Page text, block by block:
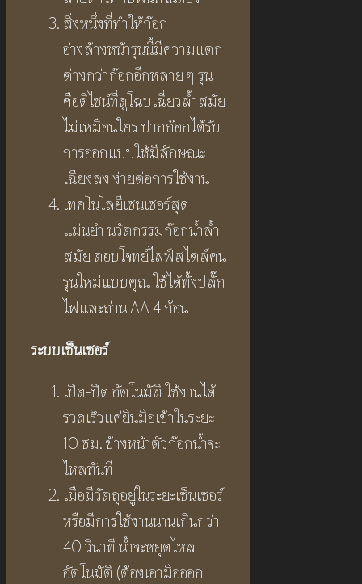
สิ่งหนึ่งที่ทำให้ก๊อก
อ่างล้างหน้ารุ่นนี้มีความแตก
ต่างกว่าก๊อกอีกหลาย ๆ รุ่น
คือดีไซน์ที่ดูโฉบเฉี่ยวล้ำสมัย
ไม่เหมือนใคร ปากก๊อกได้รับ
การออกแบบให้มีลักษณะ
เฉียงลง ง่ายต่อการใช้งาน
เทคโนโลยีเซนเซอร์สุด
แม่นยำ นวัตกรรมก๊อกน้ำล้ำ
สมัย ตอบโจทย์ไลฟ์สไตล์คน
รุ่นใหม่แบบคุณ ใช้ได้ทั้งปลั๊ก
ไฟและถ่าน AA 4 ก้อน
ระบบเซ็นเซอร์
เปิด-ปิด อัตโนมัติ ใช้งานได้
รวดเร็วแค่ยื่นมือเข้าในระยะ
10 ซม. ข้างหน้าตัวก๊อกน้ำจะ
ไหลทันที
เมื่อมีวัตถุอยู่ในระยะเซ็นเซอร์
หรือมีการใช้งานนานเกินกว่า
40 วินาที น้ำจะหยุดไหล
อัตโนมัติ (ต้องเอามือออก